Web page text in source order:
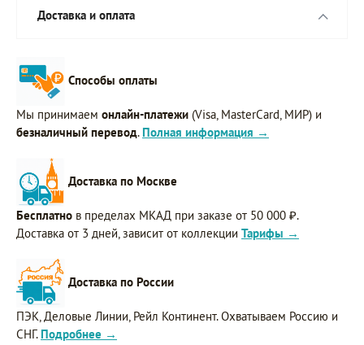
Доставка и оплата
Способы оплаты
Мы принимаем онлайн-платежи (Visa, MasterCard, МИР) и
безналичный перевод. Полная информация →
Доставка по Москве
Бесплатно в пределах МКАД при заказе от 50 000 ₽.
Доставка от 3 дней, зависит от коллекции Тарифы →
Доставка по России
ПЭК, Деловые Линии, Рейл Континент. Охватываем Россию и
СНГ. Подробнее →